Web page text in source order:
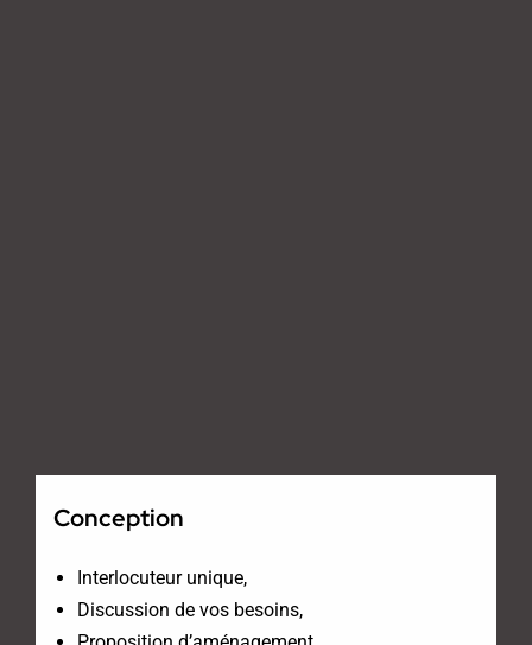
Conception
Interlocuteur unique,
Discussion de vos besoins,